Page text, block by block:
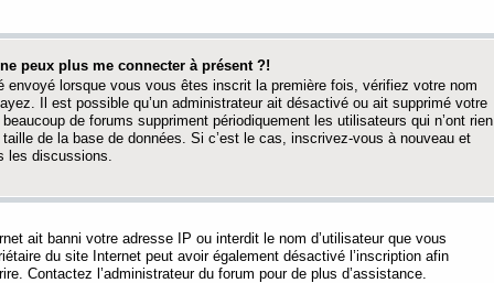
peux plus me connecter à présent ?!
envoyé lorsque vous vous êtes inscrit la première fois, vérifiez votre nom
Il est possible qu’un administrateur ait désactivé ou ait supprimé votre
de forums suppriment périodiquement les utilisateurs qui n’ont rien
de la base de données. Si c’est le cas, inscrivez-vous à nouveau et
les discussions.
ait banni votre adresse IP ou interdit le nom d’utilisateur que vous
du site Internet peut avoir également désactivé l’inscription afin
Contactez l’administrateur du forum pour de plus d’assistance.